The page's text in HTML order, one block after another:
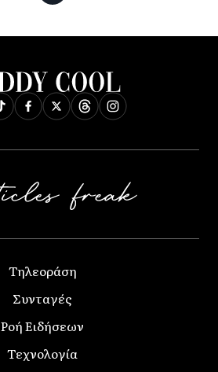
Τηλεοράση
Συνταγές
Ροή Ειδήσεων
Τεχνολογία